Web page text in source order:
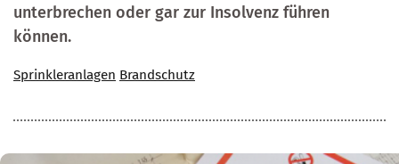
unterbrechen oder gar zur Insolvenz führen
können.
Sprinkleranlagen Brandschutz